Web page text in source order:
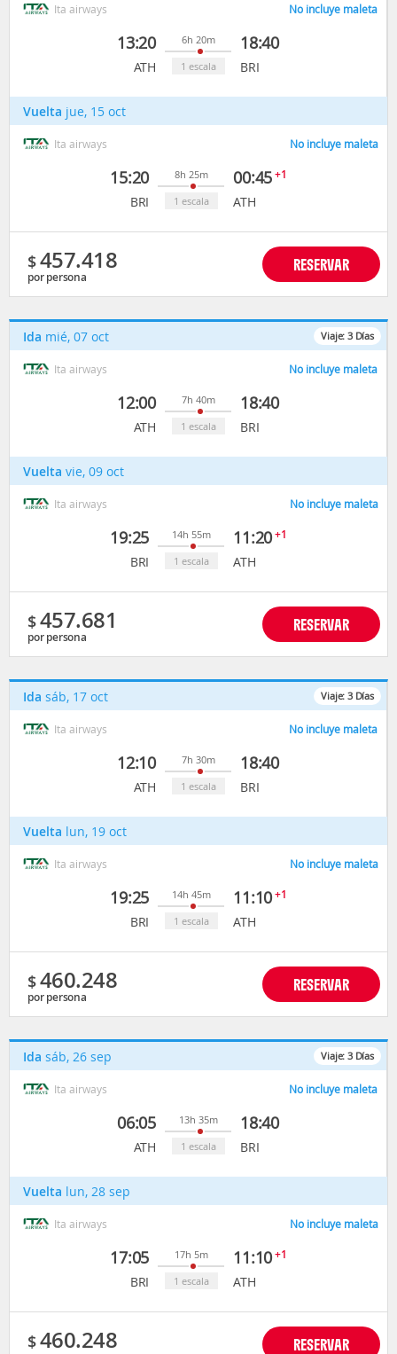
Ita airways No incluye maleta
13:20
ATH
6h 20m
1 escala
18:40
BRI
Vuelta jue, 15 oct
Ita airways No incluye maleta
15:20
BRI
8h 25m
1 escala
00:45+1
ATH
$457.418
por persona
RESERVAR
Viaje: 3 Días
Ida mié, 07 oct
Ita airways No incluye maleta
12:00
ATH
7h 40m
1 escala
18:40
BRI
Vuelta vie, 09 oct
Ita airways No incluye maleta
19:25
BRI
14h 55m
1 escala
11:20+1
ATH
$457.681
por persona
RESERVAR
Viaje: 3 Días
Ida sáb, 17 oct
Ita airways No incluye maleta
12:10
ATH
7h 30m
1 escala
18:40
BRI
Vuelta lun, 19 oct
Ita airways No incluye maleta
19:25
BRI
14h 45m
1 escala
11:10+1
ATH
$460.248
por persona
RESERVAR
Viaje: 3 Días
Ida sáb, 26 sep
Ita airways No incluye maleta
06:05
ATH
13h 35m
1 escala
18:40
BRI
Vuelta lun, 28 sep
Ita airways No incluye maleta
17:05
BRI
17h 5m
1 escala
11:10+1
ATH
$460.248 RESERVAR